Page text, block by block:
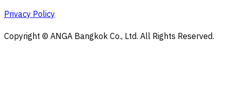
Privacy Policy
Copyright © ANGA Bangkok Co., Ltd. All Rights Reserved.